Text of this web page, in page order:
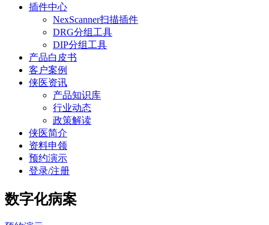
插件中心
NexScanner扫描插件
DRG分组工具
DIP分组工具
产品白皮书
客户案例
侠医资讯
产品知识库
行业动态
政策解读
侠医简介
资料申领
预约演示
登录/注册
数字化病案